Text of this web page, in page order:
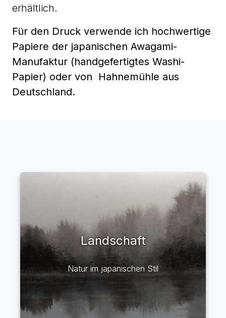
erhältlich.
Für den Druck verwende ich hochwertige
Papiere der japanischen Awagami-
Manufaktur (handgefertigtes Washi-
Papier) oder von Hahnemühle aus
Deutschland.
Landschaft
Natur im japanischen Stil